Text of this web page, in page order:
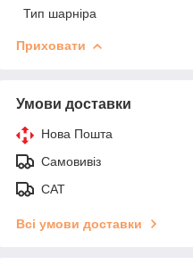
Тип шарніра
Приховати
Умови доставки
Нова Пошта
Самовивіз
САТ
Всі умови доставки